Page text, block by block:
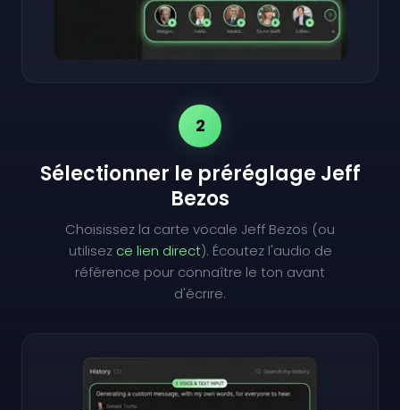
2
Sélectionner le préréglage Jeff
Bezos
Choisissez la carte vocale Jeff Bezos (ou
utilisez ce lien direct). Écoutez l'audio de
référence pour connaître le ton avant
d'écrire.